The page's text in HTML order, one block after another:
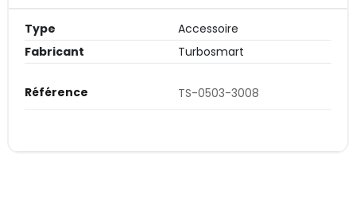
Type
Accessoire
Fabricant
Turbosmart
Référence TS-0503-3008